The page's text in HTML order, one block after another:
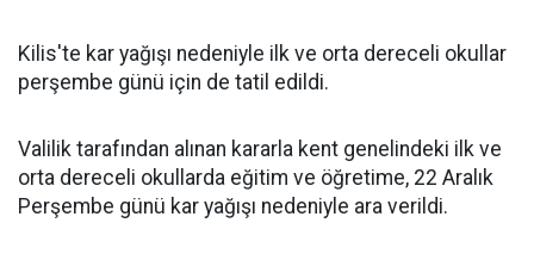
Kilis'te kar yağışı nedeniyle ilk ve orta dereceli okullar
perşembe günü için de tatil edildi.
Valilik tarafından alınan kararla kent genelindeki ilk ve
orta dereceli okullarda eğitim ve öğretime, 22 Aralık
Perşembe günü kar yağışı nedeniyle ara verildi.